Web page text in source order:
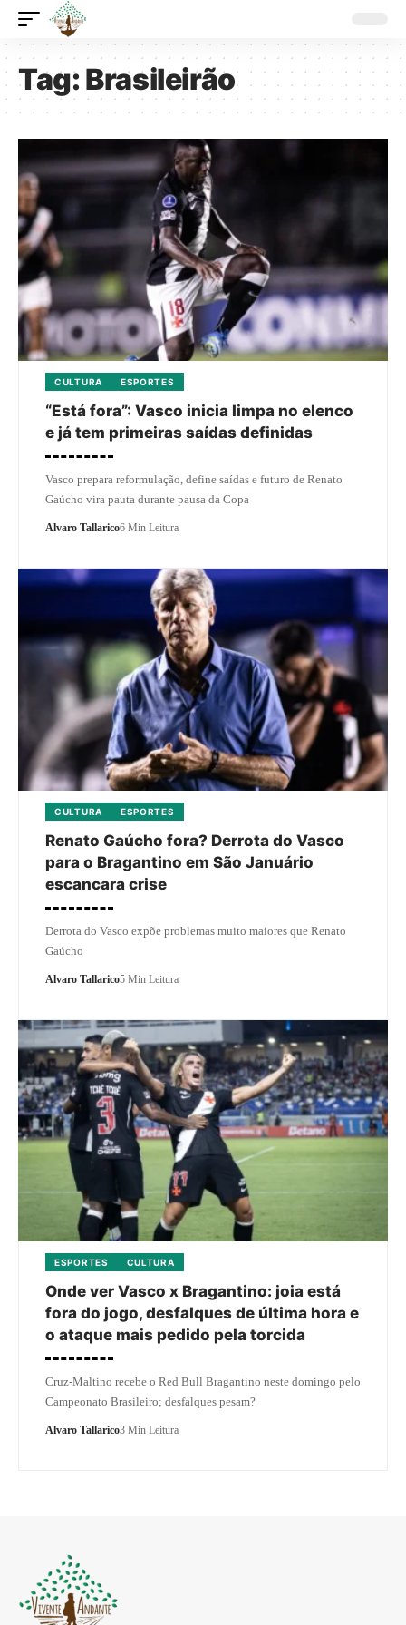
Tag:Brasileirão
CULTURA ESPORTES
“Está fora”: Vasco inicia limpa no elenco
e já tem primeiras saídas definidas
Vasco prepara reformulação, define saídas e futuro de Renato
Gaúcho vira pauta durante pausa da Copa
Alvaro Tallarico6 Min Leitura
CULTURA ESPORTES
Renato Gaúcho fora? Derrota do Vasco
para o Bragantino em São Januário
escancara crise
Derrota do Vasco expõe problemas muito maiores que Renato
Gaúcho
Alvaro Tallarico5 Min Leitura
ESPORTES CULTURA
Onde ver Vasco x Bragantino: joia está
fora do jogo, desfalques de última hora e
o ataque mais pedido pela torcida
Cruz-Maltino recebe o Red Bull Bragantino neste domingo pelo
Campeonato Brasileiro; desfalques pesam?
Alvaro Tallarico3 Min Leitura